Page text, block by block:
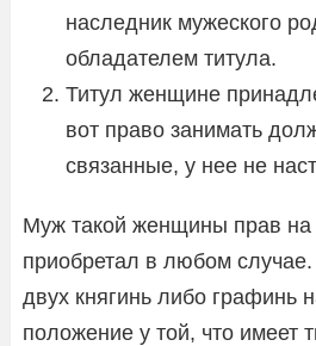
наследник мужеского
обладателем титула.
Титул женщине
вот право занимать
связанные, у нее не
Муж такой женщины прав на
приобретал в любом
двух княгинь либо графинь
положение у той, что имеет